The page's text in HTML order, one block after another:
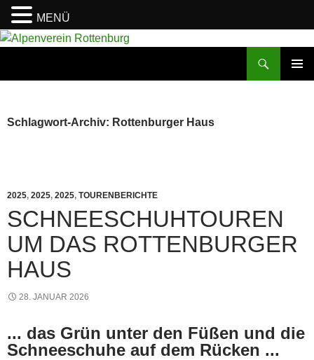
Zum
Schlagwort-Archiv: Rottenburger Haus
2025, 2025, 2025, TOURENBERICHTE
SCHNEESCHUHTOUREN
UM DAS ROTTENBURGER
HAUS
28. JANUAR 2026
... das Grün unter den Füßen und die
Schneeschuhe auf dem Rücken ...
MENÜ